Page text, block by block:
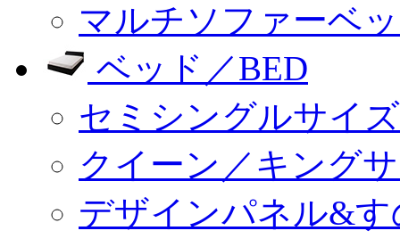
マルチソファーベ
ベッド／BED
セミシングルサイ
クイーン／キング
デザインパネル&